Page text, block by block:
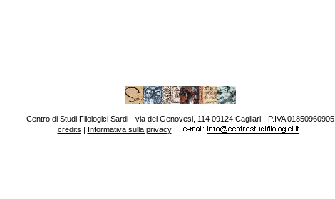
Centro di Studi Filologici Sardi - via dei Genovesi, 114 09124 Cagliari - P.IVA 01850960905
credits | Informativa sulla privacy|